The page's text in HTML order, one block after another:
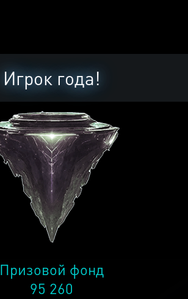
Игрок года!
Призовой фонд
95 260